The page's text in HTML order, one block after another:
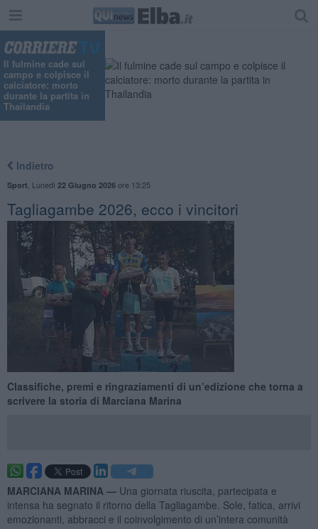
Il fulmine cade sul
campo e colpisce il
calciatore: morto
durante la partita in
Thailandia
Indietro
Sport Lunedì 22 Giugno 2026ore 13:25
Tagliagambe 2026, ecco i vincitori
Classifiche, premi e ringraziamenti di un’edizione che torna a
scrivere la storia di Marciana Marina
MARCIANA MARINA — Una giornata riuscita, partecipata e
intensa ha segnato il ritorno della Tagliagambe. Sole, fatica, arrivi
emozionanti, abbracci e il coinvolgimento di un’intera comunità